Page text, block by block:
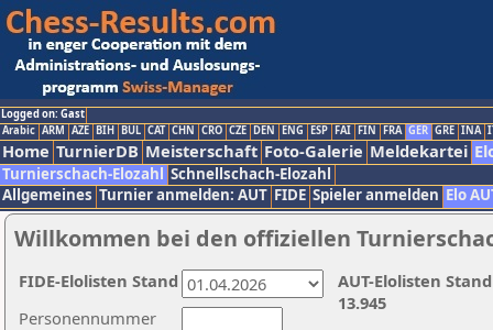
Logged on: Gast
Arabic ARM AZE BIH BUL CAT CHN CRO CZE DEN ENG ESP FAI FIN FRA GER GRE INA
Home TurnierDB Meisterschaft Foto-Galerie Meldekartei
Turnierschach-Elozahl Schnellschach-Elozahl
Allgemeines Turnier anmelden: AUT FIDE Spieler anmelden Elo
Willkommen bei den offiziellen
Personennummer
AUT-Elolisten
13.945
FIDE-Elolisten Stand